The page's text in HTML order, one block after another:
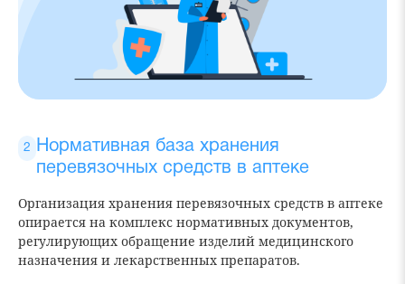
Нормативная база хранения
перевязочных средств в аптеке
Организация хранения перевязочных средств в аптеке
опирается на комплекс нормативных документов,
регулирующих обращение изделий медицинского
назначения и лекарственных препаратов.